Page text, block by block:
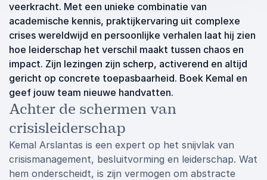
veerkracht. Met een unieke combinatie van
academische kennis, praktijkervaring uit complexe
crises wereldwijd en persoonlijke verhalen laat hij zien
hoe leiderschap het verschil maakt tussen chaos en
impact. Zijn lezingen zijn scherp, activerend en altijd
gericht op concrete toepasbaarheid. Boek Kemal en
geef jouw team nieuwe handvatten.
Achter de schermen van
crisisleiderschap
Kemal Arslantas is een expert op het snijvlak van
crisismanagement, besluitvorming en leiderschap. Wat
hem onderscheidt, is zijn vermogen om abstracte